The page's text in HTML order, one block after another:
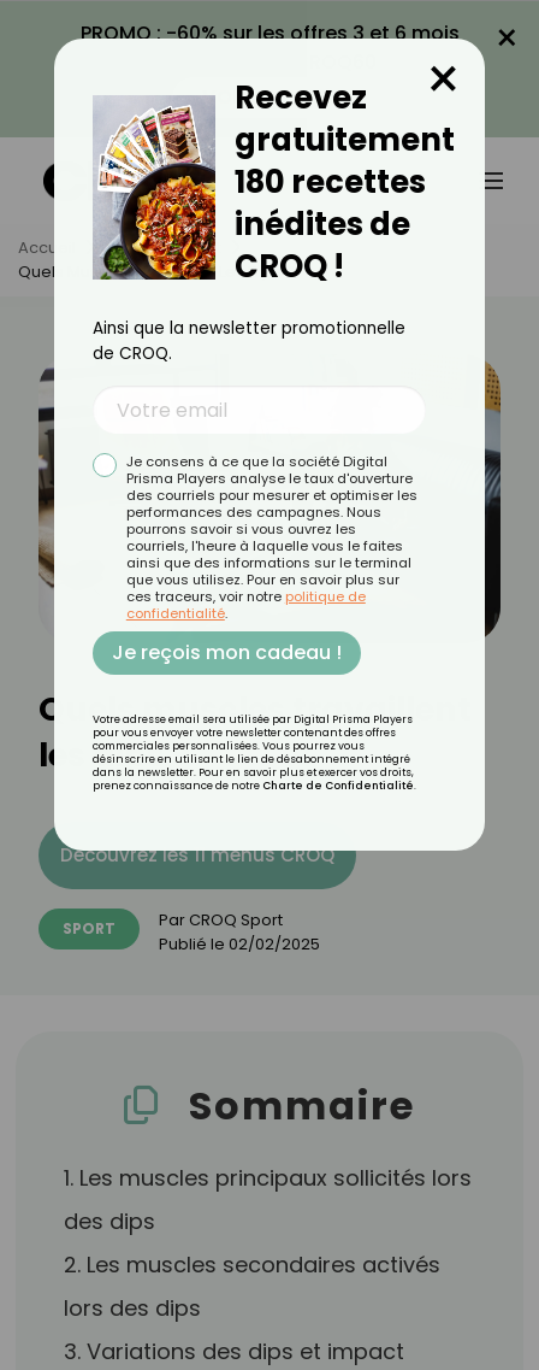
PROMO : -60% sur les offres 3 et 6 mois
VOIR LA PROMO
×
Accueil Actus
Sport
Quels Muscles Travaillent Les Dips ?
Quels muscles travaillent
les dips ?
Découvrez les 11 menus CROQ
SPORT Par CROQ Sport
Publié le 02/02/2025
Sommaire
1. Les muscles principaux sollicités lors
des dips
2. Les muscles secondaires activés
lors des dips
3. Variations des dips et impact
Recevez
gratuitement
180 recettes
inédites de
CROQ !
×
Ainsi que la newsletter promotionnelle
de CROQ.
Je consens à ce que la société Digital
Prisma Players analyse le taux d'ouverture
des courriels pour mesurer et optimiser les
performances des campagnes. Nous
pourrons savoir si vous ouvrez les
courriels, l'heure à laquelle vous le faites
ainsi que des informations sur le terminal
que vous utilisez. Pour en savoir plus sur
ces traceurs, voir notre politique de
confidentialité.
Je reçois mon cadeau !
Votre adresse email sera utilisée par Digital Prisma Players
pour vous envoyer votre newsletter contenant des offres
commerciales personnalisées. Vous pourrez vous
désinscrire en utilisant le lien de désabonnement intégré
dans la newsletter. Pour en savoir plus et exercer vos droits,
prenez connaissance de notre Charte de Confidentialité.